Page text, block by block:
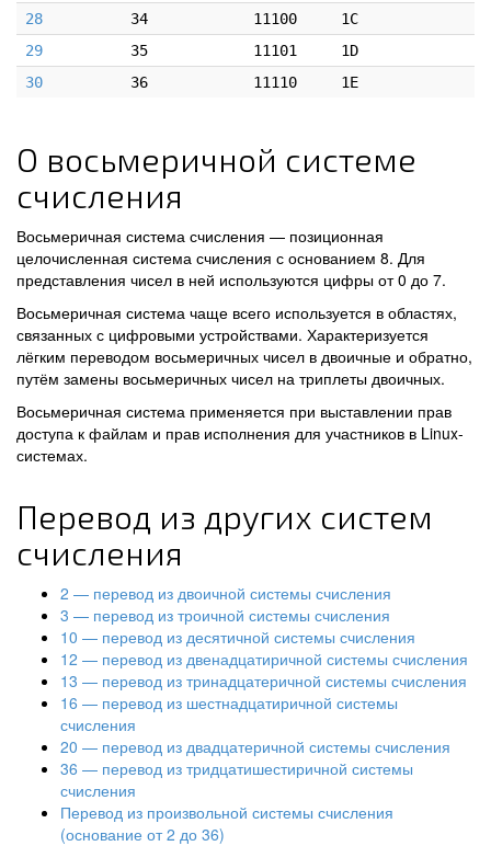
28
34 11100
1C
29
35 11101
1D
30
36 11110 1E
О восьмеричной системе
счисления
Восьмеричная система счисления — позиционная
целочисленная система счисления с основанием 8. Для
представления чисел в ней используются цифры от 0 до 7.
Восьмеричная система чаще всего используется в областях,
связанных с цифровыми устройствами. Характеризуется
лёгким переводом восьмеричных чисел в двоичные и обратно,
путём замены восьмеричных чисел на триплеты двоичных.
Восьмеричная система применяется при выставлении прав
доступа к файлам и прав исполнения для участников в Linux-
системах.
Перевод из других систем
счисления
2 — перевод из двоичной системы счисления
3 — перевод из троичной системы счисления
10 — перевод из десятичной системы счисления
12 — перевод из двенадцатиричной системы счисления
13 — перевод из тринадцатеричной системы счисления
16 — перевод из шестнадцатиричной системы
счисления
20 — перевод из двадцатеричной системы счисления
36 — перевод из тридцатишестиричной системы
счисления
Перевод из произвольной системы счисления
(основание от 2 до 36)